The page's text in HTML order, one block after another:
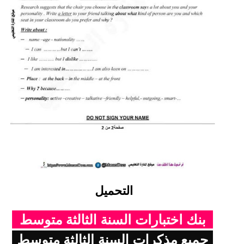
التحميل
بنك اختبارات السنة الثالثة متوسط
جميع مذكرات السنة الثالثة متوسط